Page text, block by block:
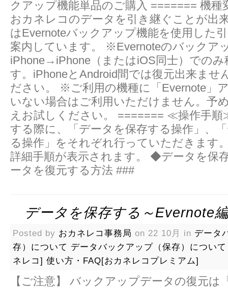
クアップ機能単品のご購入 ======= 機種
おカネレコのデータを引き継ぐことが出
はEvernoteバックアップ機能を使用した
案内しています。 ※Evernoteのバックア
iPhone→iPhone（またはiOS同士）でのみ
す。iPhoneとAndroid間では復元出来ませ
ださい。 ※ご利用の機種に「Evernote」
いない場合はご利用いただけません。予
えお試しください。 ======= ≪操作手
する際に、「データを保存する操作」、
る操作」をそれぞれ行っていただきます
詳細手順が表示されます。 ◆データを保
ータを復元する方法 ###
データを保存する～Evernote
Posted by おカネレコ事務局 on 22 10月 in データ
存）について データバックアップ（保存）について
ネレコ] 使い方・FAQ[おカネレコプレミアム]
【ご注意】 バックアップデータの復元は